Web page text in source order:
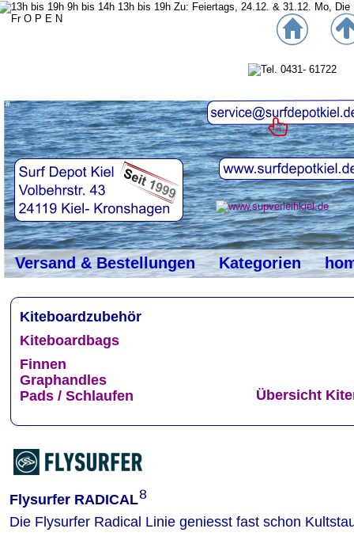
Kiteboardzubehör
Kiteboardbags
Finnen
Graphandles
Pads / Schlaufen
Übersicht
Flysurfer RADICAL⁸
Die Flysurfer Radical Linie geniesst fast schon
top
#
Versand & Bestellungen Kategorien